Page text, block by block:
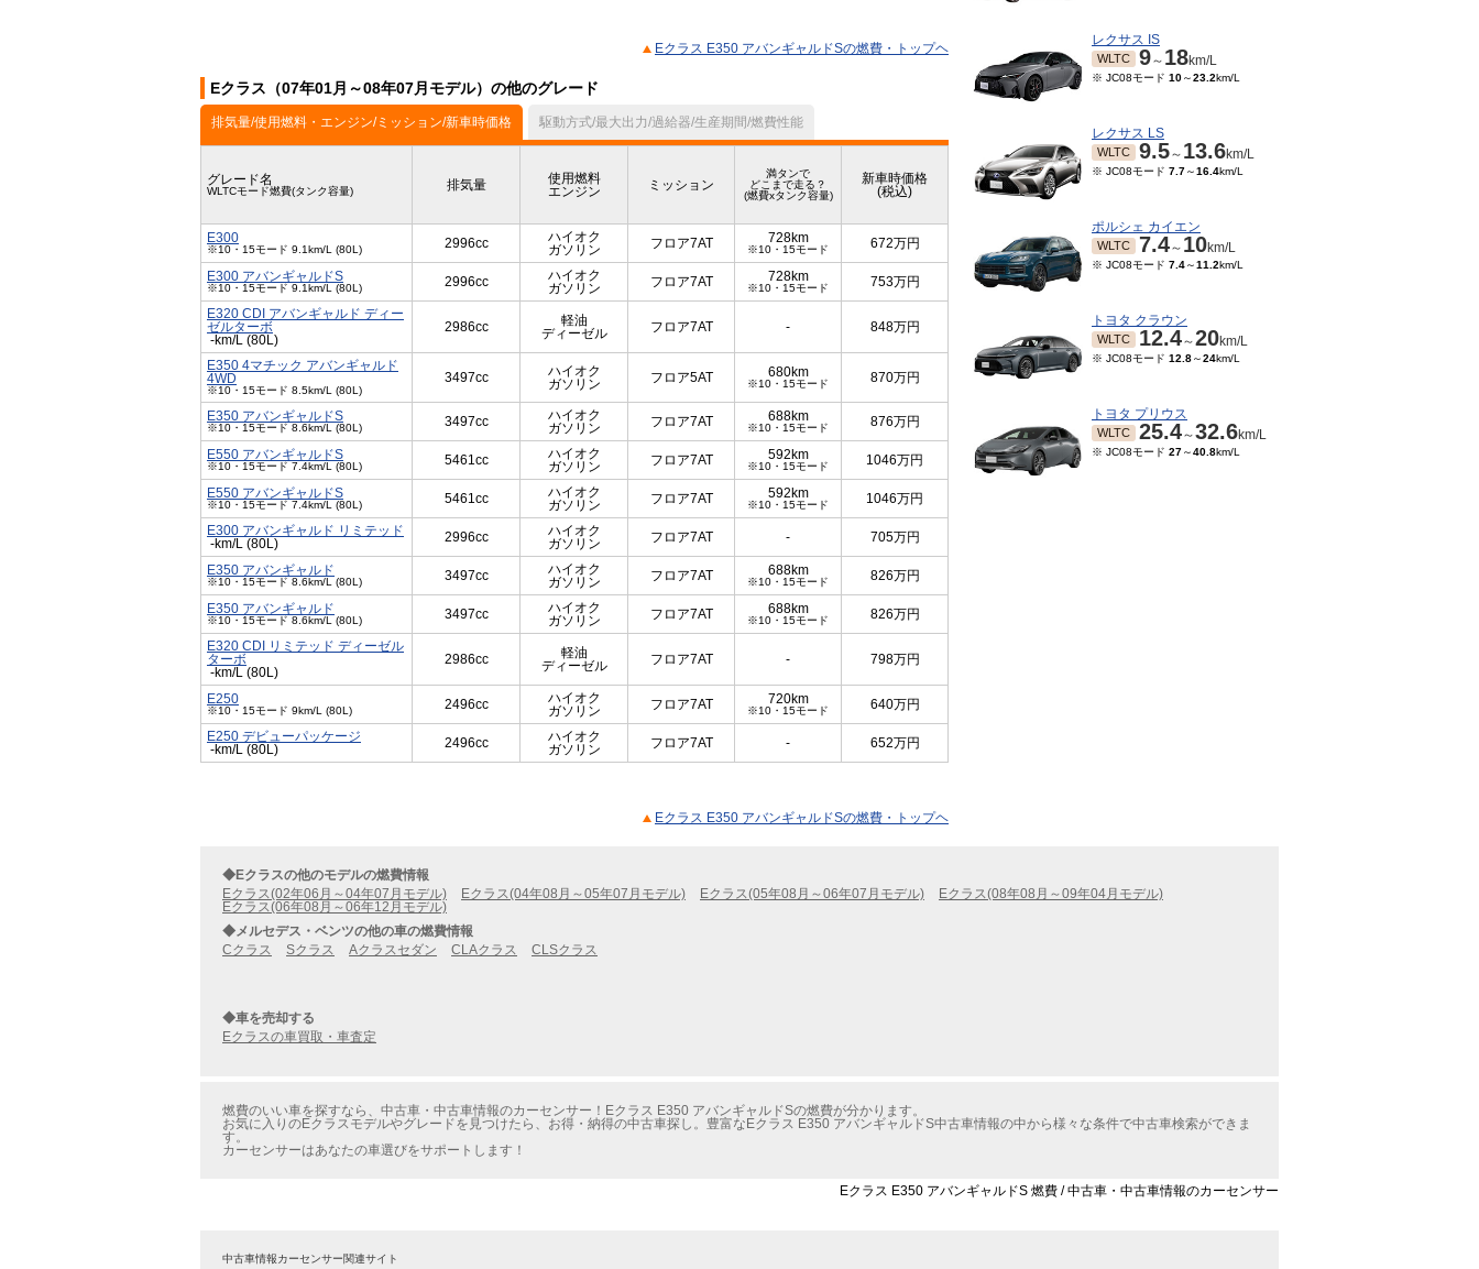
Eクラス E350 アバンギャルドSの燃費・トップヘ
Eクラス（07年01月～08年07月モデル）の他のグレード
排気量/使用燃料・エンジン/ミッション/新車時価格 駆動方式/最大出力/過給器/生産期間/燃費性能
グレード名
WLTCモード燃費(タンク容量) 排気量
使用燃料
エンジン
ミッション
満タンで
どこまで走る？
(燃費xタンク容量)
新車時価格
(税込)
E300
※10・15モード 9.1km/L (80L) 2996cc
ハイオク
ガソリン
フロア7AT 728km
※10・15モード 672万円
E300 アバンギャルドS
※10・15モード 9.1km/L (80L) 2996cc
ハイオク
ガソリン
フロア7AT 728km
※10・15モード 753万円
E320 CDI アバンギャルド ディー
ゼルターボ
-km/L (80L)
2986cc
軽油
ディーゼル
フロア7AT - 848万円
E350 4マチック アバンギャルド
4WD
※10・15モード 8.5km/L (80L)
3497cc
ハイオク
ガソリン
フロア5AT 680km
※10・15モード 870万円
E350 アバンギャルドS
※10・15モード 8.6km/L (80L) 3497cc
ハイオク
ガソリン
フロア7AT 688km
※10・15モード 876万円
E550 アバンギャルドS
※10・15モード 7.4km/L (80L) 5461cc
ハイオク
ガソリン
フロア7AT 592km
※10・15モード 1046万円
E550 アバンギャルドS
※10・15モード 7.4km/L (80L) 5461cc
ハイオク
ガソリン
フロア7AT 592km
※10・15モード 1046万円
E300 アバンギャルド リミテッド
-km/L (80L)
2996cc
ハイオク
ガソリン
フロア7AT - 705万円
E350 アバンギャルド
※10・15モード 8.6km/L (80L) 3497cc
ハイオク
ガソリン
フロア7AT 688km
※10・15モード 826万円
E350 アバンギャルド
※10・15モード 8.6km/L (80L) 3497cc
ハイオク
ガソリン
フロア7AT 688km
※10・15モード 826万円
E320 CDI リミテッド ディーゼル
ターボ
-km/L (80L)
2986cc
軽油
ディーゼル
フロア7AT - 798万円
E250
※10・15モード 9km/L (80L) 2496cc
ハイオク
ガソリン
フロア7AT 720km
※10・15モード 640万円
E250 デビューパッケージ
-km/L (80L)
2496cc
ハイオク
ガソリン
フロア7AT - 652万円
Eクラス E350 アバンギャルドSの燃費・トップヘ
レクサス IS
WLTC 9～ 18km/L
※ JC08モード 10～23.2km/L
レクサス LS
WLTC 9.5～ 13.6km/L
※ JC08モード 7.7～16.4km/L
ポルシェ カイエン
WLTC 7.4～ 10km/L
※ JC08モード 7.4～11.2km/L
トヨタ クラウン
WLTC 12.4～20km/L
※ JC08モード 12.8～24km/L
トヨタ プリウス
WLTC 25.4～32.6km/L
※ JC08モード 27～40.8km/L
◆Eクラスの他のモデルの燃費情報
Eクラス(02年06月～04年07月モデル)
Eクラス(04年08月～05年07月モデル) Eクラス(05年08月～06年07月モデル)
Eクラス(08年08月～09年04月モデル)
Eクラス(06年08月～06年12月モデル)
◆メルセデス・ベンツの他の車の燃費情報
Cクラス
Sクラス Aクラスセダン CLAクラス CLSクラス
◆車を売却する
Eクラスの車買取・車査定
燃費のいい車を探すなら、中古車・中古車情報のカーセンサー！Eクラス E350 アバンギャルドSの燃費が分かります。
お気に入りのEクラスモデルやグレードを見つけたら、お得・納得の中古車探し。豊富なEクラス E350 アバンギャルドS中古車情報の中から様々な条件で中古車検索ができま
す。
カーセンサーはあなたの車選びをサポートします！
Eクラス E350 アバンギャルドS 燃費 / 中古車・中古車情報のカーセンサー
中古車情報カーセンサー関連サイト